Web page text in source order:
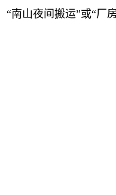
南山夜间搬运”或“